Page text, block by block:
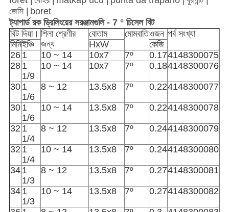
জেসি |
boret
ট্যাপার্ড রক ড্রিলিংয়ের সরঞ্জামগুলি - 7 ° চিসেল বিট
বিট দিয়া। শিলা শ্রেণীর
জন্য
বোতাম মোমবাতিওজন পর্ব সংখ্যা
মিমিইঞ্চি HxW
কেজি
26 1 10 ~ 14 10x7 7º 0.174148300075
28 1
1/9
10 ~ 14 10x7 7º 0.184148300076
30 1
1/6
8 ~ 12 13.5x8 7º 0.224148300077
30 1
1/6
10 ~ 14 13.5x8 7º 0.224148300078
32 1
1/4
8 ~ 12 13.5x8 7º 0.244148300079
32 1
1/4
10 ~ 14 13.5x8 7º 0.244148300080
34 1
1/3
8 ~ 12 13.5x8 7º 0.274148300081
34 1
1/3
10 ~ 14 13.5x8 7º 0.274148300082